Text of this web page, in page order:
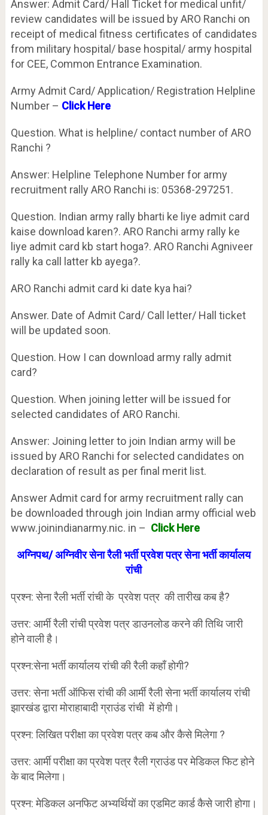
Answer: Admit Card/ Hall Ticket for medical unfit/
review candidates will be issued by ARO Ranchi on
receipt of medical fitness certificates of candidates
from military hospital/ base hospital/ army hospital
for CEE, Common Entrance Examination.
Army Admit Card/ Application/ Registration Helpline
Number – Click Here
Question. What is helpline/ contact number of ARO
Ranchi ?
Answer: Helpline Telephone Number for army
recruitment rally ARO Ranchi is: 05368-297251.
Question. Indian army rally bharti ke liye admit card
kaise download karen?. ARO Ranchi army rally ke
liye admit card kb start hoga?. ARO Ranchi Agniveer
rally ka call latter kb ayega?.
ARO Ranchi admit card ki date kya hai?
Answer. Date of Admit Card/ Call letter/ Hall ticket
will be updated soon.
Question. How I can download army rally admit
card?
Question. When joining letter will be issued for
selected candidates of ARO Ranchi.
Answer: Joining letter to join Indian army will be
issued by ARO Ranchi for selected candidates on
declaration of result as per final merit list.
Answer Admit card for army recruitment rally can
be downloaded through join Indian army official web
www.joinindianarmy.nic. in – Click Here
अग्निपथ/ अग्निवीर सेना रैली भर्ती प्रवेश पत्र सेना भर्ती कार्यालय
रांची
प्रश्न: सेना रैली भर्ती रांची के प्रवेश पत्र की तारीख कब है?
उत्तर: आर्मी रैली रांची प्रवेश पत्र डाउनलोड करने की तिथि जारी
होने वाली है।
प्रश्न:सेना भर्ती कार्यालय रांची की रैली कहाँ होगी?
उत्तर: सेना भर्ती ऑफिस रांची की आर्मी रैली सेना भर्ती कार्यालय रांची
झारखंड द्वारा मोराहाबादी ग्राउंड रांची में होगी।
प्रश्न: लिखित परीक्षा का प्रवेश पत्र कब और कैसे मिलेगा ?
उत्तर: आर्मी परीक्षा का प्रवेश पत्र रैली ग्राउंड पर मेडिकल फिट होने
के बाद मिलेगा।
प्रश्न: मेडिकल अनफिट अभ्यर्थियों का एडमिट कार्ड कैसे जारी होगा।